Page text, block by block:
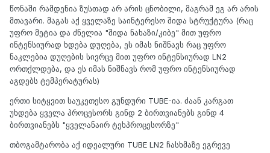
წონაში რამდენია ზუსთად არ არის ცნობილი, მაგრამ ეგ არ არის
მთავარი. მაგას აქ ყველაზე საინტერესო შიდა სტრუქტურა (რაც
უფრო მეტია და ძნელია "შიდა ნახაზი/კიბე" მით უფრო
ინტენსიურად ხდება დუღება, ეს იმას ნიშნავს რაც უფრო
ნაკლებია დუღების სივრცე მით უფრო ინტენსიურად LN2
ორთქლდება, და ეს იმას ნიშნავს რომ უფრო ინტენსიურად
აგდებს ტემპერატურას)
ერთი სიტყვით საუკეთესო გუნდური TUBE-ია. ძაან კარგათ
უხდება ყველა პროცესორს გინდ 2 ბირთვიანებს გინდ 4
ბირთვიანებს "ყველანაირ ტეხპროცესორზე"
თბოგამტარობა აქ იდეალური TUBE LN2 ჩასხმაზე ეგრევე